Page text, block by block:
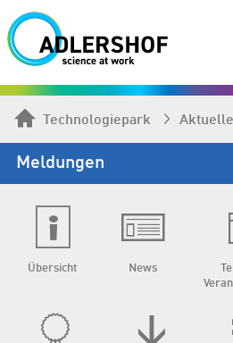
Technologiepark
Meldungen
Übersicht News